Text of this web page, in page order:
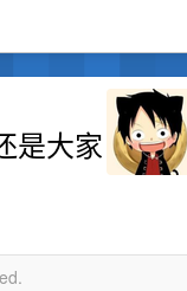
是大家